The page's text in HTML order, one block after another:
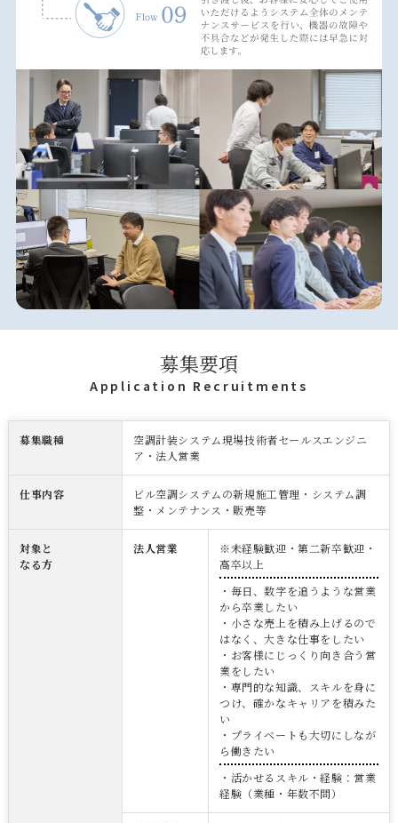
募集要項
Application Recruitments
募集職種
空調計装システム現場技術者セールスエンジニ
ア・法人営業
仕事内容
ビル空調システムの新規施工管理・システム調
整・メンテナンス・販売等
対象と
なる方
法人営業
※未経験歓迎・第二新卒歓迎・
高卒以上
・毎日、数字を追うような営業
から卒業したい
・小さな売上を積み上げるので
はなく、大きな仕事をしたい
・お客様にじっくり向き合う営
業をしたい
・専門的な知識、スキルを身に
つけ、確かなキャリアを積みた
い
・プライベートも大切にしなが
ら働きたい
・活かせるスキル・経験：営業
経験（業種・年数不問）